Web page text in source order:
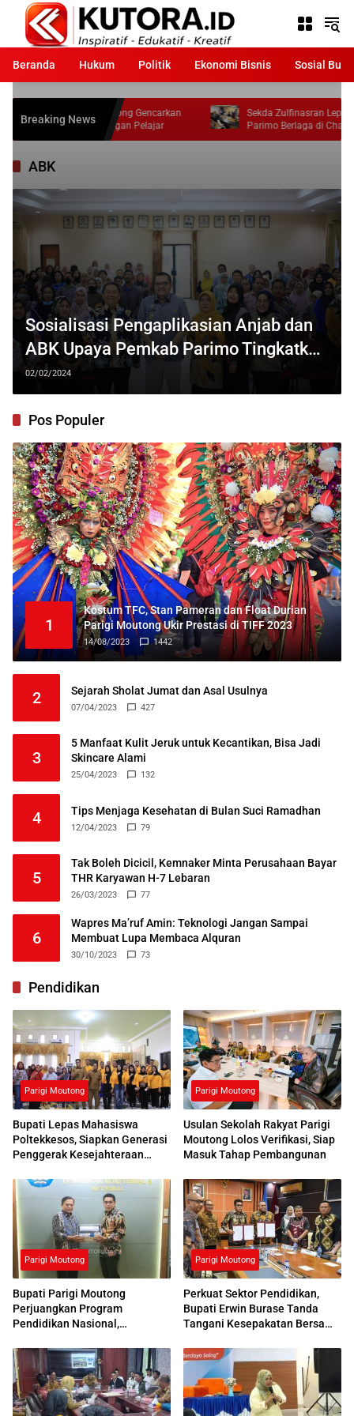
Langsung
konten
Beranda
Hukum Politik Ekonomi Bisnis Sosial
Breaking News
Moutong Gencarkan
di Kalangan Pelajar
Sekda Zulfinasran Lepas Atlet Pickleball
Parimo Berlaga di Championship
2026
ABK
Sosialisasi Pengaplikasian Anjab dan
ABK Upaya Pemkab Parimo Tingkatkan
Kualitas SDM ASN
02/02/2024
Pos Populer
1
Kostum TFC, Stan Pameran dan Float Durian
Parigi Moutong Ukir Prestasi di TIFF 2023
14/08/2023 1442
2 Sejarah Sholat Jumat dan Asal Usulnya
07/04/2023 427
3
5 Manfaat Kulit Jeruk untuk Kecantikan, Bisa Jadi
Skincare Alami
25/04/2023 132
4 Tips Menjaga Kesehatan di Bulan Suci Ramadhan
12/04/2023 79
5
Tak Boleh Dicicil, Kemnaker Minta Perusahaan Bayar
THR Karyawan H-7 Lebaran
26/03/2023 77
6
Wapres Ma’ruf Amin: Teknologi Jangan Sampai
Membuat Lupa Membaca Alquran
30/10/2023 73
Pendidikan
Parigi Moutong
Bupati Lepas Mahasiswa
Poltekkesos, Siapkan Generasi
Penggerak Kesejahteraan
Parigi Moutong
Usulan Sekolah Rakyat Parigi
Moutong Lolos Verifikasi, Siap
Masuk Tahap Pembangunan
Parigi Moutong
Bupati Parigi Moutong
Perjuangkan Program
Pendidikan Nasional,
Respons Positif
Parigi Moutong
Perkuat Sektor Pendidikan,
Bupati Erwin Burase Tanda
Tangani Kesepakatan Bersama